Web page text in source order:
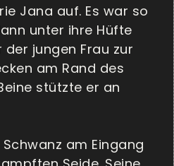
Jana auf. Es war so
unter ihre Hüfte
jungen Frau zur
am Rand des
stützte er an
am Eingang